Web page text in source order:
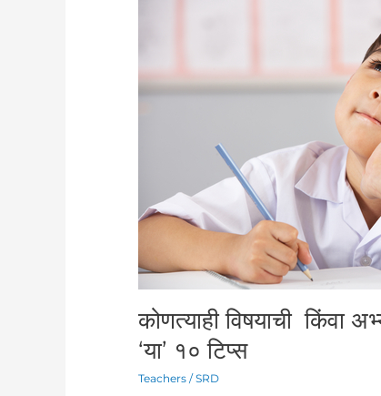
कोणत्याही विषयाची किंवा
‘या’ १० टिप्स
Teachers /SRD
लक्षात
ठेवण्यासाठी